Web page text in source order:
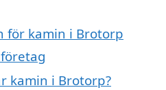
för kamin i Brotorp
kamin i Brotorp?